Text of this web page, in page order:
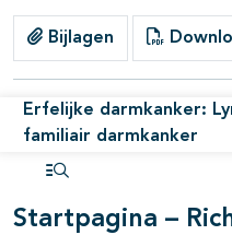
Bijlagen
Erfelijke darmkanker:
familiair darmkanker
open- en
open- en
open- en
Startpagina –